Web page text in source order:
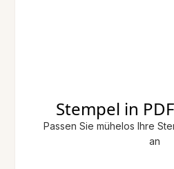
Stempel in
Passen Sie mühelos Ihre
an